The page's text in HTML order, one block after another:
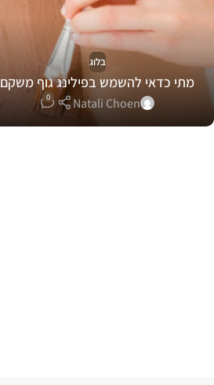
בלוג
מתי כדאי להשמש בפילינג גוף משקם
Natali Choen
0